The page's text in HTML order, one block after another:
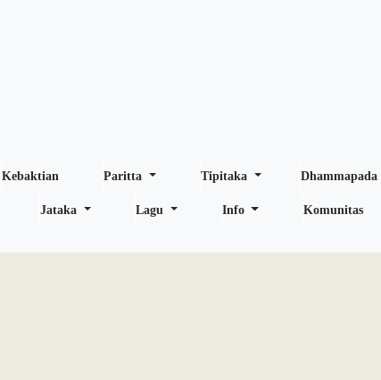
Kebaktian Paritta Tipitaka Dhammapada
Jataka Lagu Info Komunitas